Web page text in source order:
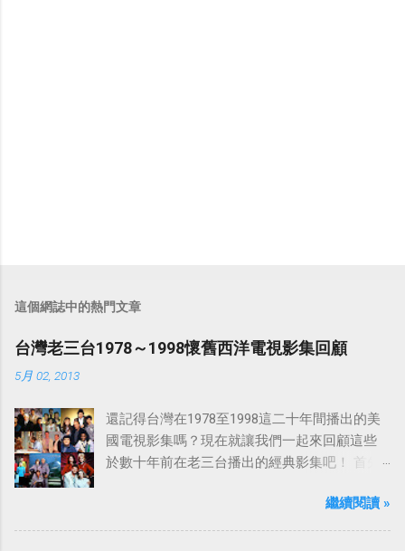
這個網誌中的熱門文章
台灣老三台1978～1998懷舊西洋電視影集回顧
5月 02, 2013
還記得台灣在1978至1998這二十年間播出的美
國電視影集嗎？現在就讓我們一起來回顧這些
於數十年前在老三台播出的經典影集吧！ 首先
「愛之船」（The Love Boat），這部影集最早
是在1977年9月24日至1986年5月24日於美國
繼續閱讀 »